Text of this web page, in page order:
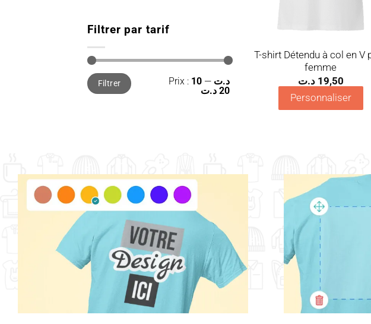
Filtrer par tarif
Prix
min
Prix
maxFiltrer Prix : 10 د.ت —
20 د.ت
T-shirt Détendu à col en V
femme
19,50 د.ت
Personnaliser